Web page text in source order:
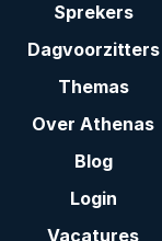
Sprekers
Dagvoorzitters
Themas
Over Athenas
Blog
Login
Vacatures